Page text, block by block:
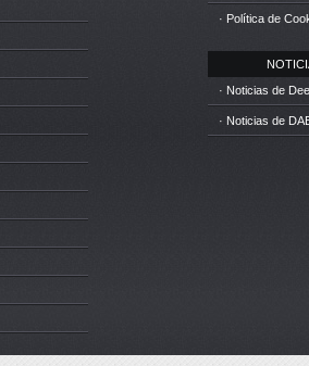
· Política de
· Noticias de
· Noticias de